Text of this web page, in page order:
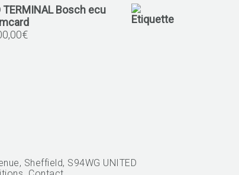
TERMINAL Bosch ecu
€
Sheffield, S94WG UNITED